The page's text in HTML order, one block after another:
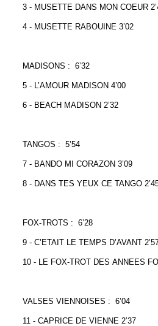
3 - MUSETTE DANS MON COEUR
4 - MUSETTE RABOUINE 3’02
MADISONS : 6’32
5 - L’AMOUR MADISON 4’00
6 - BEACH MADISON 2’32
TANGOS : 5’54
7 - BANDO MI CORAZON 3’09
8 - DANS TES YEUX CE TANGO
FOX-TROTS : 6’28
9 - C’ETAIT LE TEMPS D’AVANT
10 - LE FOX-TROT DES ANNEES
VALSES VIENNOISES : 6’04
11 - CAPRICE DE VIENNE 2’37